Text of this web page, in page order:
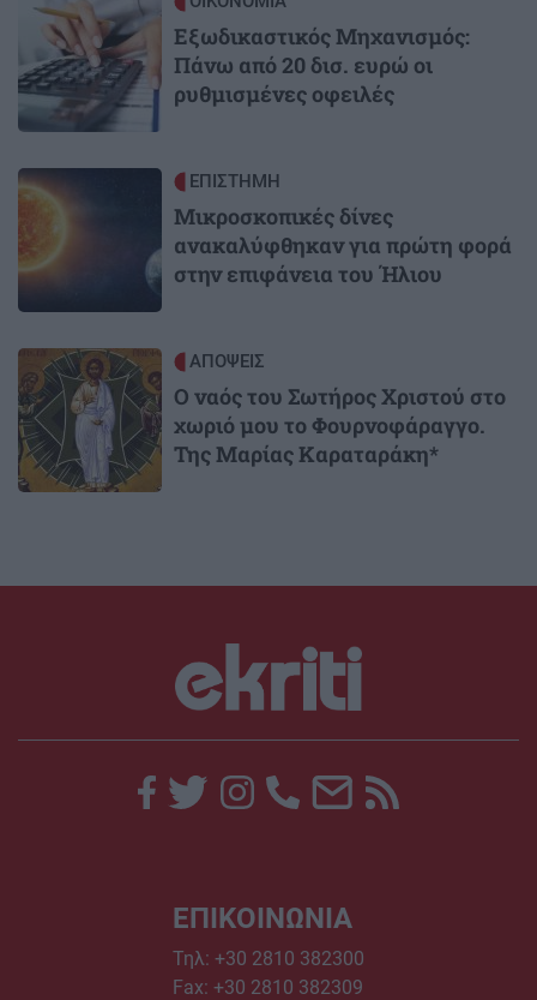
Εξωδικαστικός Μηχανισμός:
Πάνω από 20 δισ. ευρώ οι
ρυθμισμένες οφειλές
Image ΕΠΙΣΤΗΜΗ
Μικροσκοπικές δίνες
ανακαλύφθηκαν για πρώτη φορά
στην επιφάνεια του Ήλιου
Image ΑΠΟΨΕΙΣ
Ο ναός του Σωτήρος Χριστού στο
χωριό μου το Φουρνοφάραγγο.
Της Μαρίας Καραταράκη*
ΕΠΙΚΟΙΝΩΝΙΑ
Τηλ: +30 2810 382300
Fax: +30 2810 382309